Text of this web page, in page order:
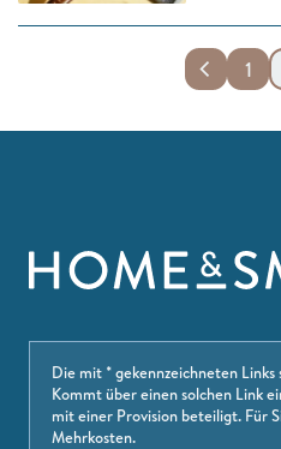
1
Die mit * gekennzeichneten
Kommt über einen solchen Link
mit einer Provision beteiligt. Für
Mehrkosten.